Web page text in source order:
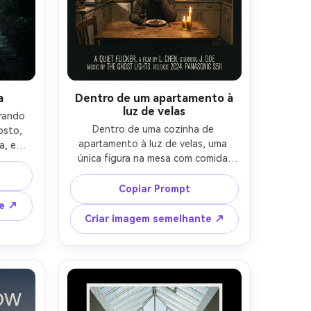
em
de
↗
Dentro de um apartamento à
luz de velas
Dentro de uma cozinha de
apartamento à luz de velas, uma
única figura na mesa com comida
intocada, iluminação piscando
quente e sombras longas,
composição de pôster indie íntima
com grande área superior vazia para
o título, Panasonic S5II 50mm f/1.8,
profundidade rasa, paleta de cores
atenuada, grão de filme sutil,
nítidos para uma impressão
enquadrável-AR 4:5
Copiar Prompt
Criar imagem semelhante ↗